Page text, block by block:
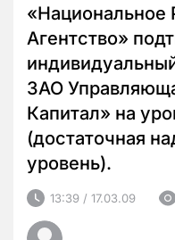
«Национальное
Агентство»
ЗАО
Капитал» на
(достаточная
уровень).
13:39 / 17.03.09